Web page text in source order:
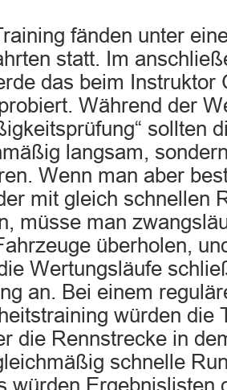
fänden unter
statt. Im
das beim Instruktor
Während der
sollten
langsam,
Wenn man aber
mit gleich schnellen
müsse man
überholen,
Wertungsläufe
an. Bei einem
würden die
die Rennstrecke in
schnelle
würden Ergebnislisten